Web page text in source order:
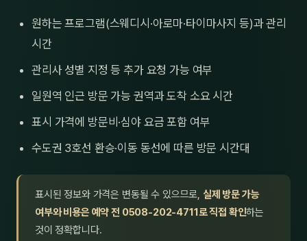
원하는 프로그램(스웨디시·아로마·타이마사지 등)과 관리
시간
관리사 성별 지정 등 추가 요청 가능 여부
일원역 인근 방문 가능 권역과 도착 소요 시간
표시 가격에 방문비·심야 요금 포함 여부
수도권 3호선 환승·이동 동선에 따른 방문 시간대
표시된 정보와 가격은 변동될 수 있으므로, 실제 방문 가능
여부와 비용은 예약 전 0508-202-4711로 직접 확인하는
것이 정확합니다.